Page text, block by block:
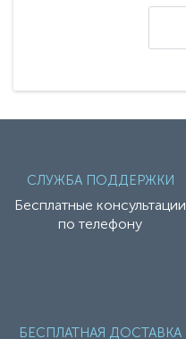
СЛУЖБА ПОДДЕРЖКИ
Бесплатные консультации
по телефону
БЕСПЛАТНАЯ ДОСТАВКА